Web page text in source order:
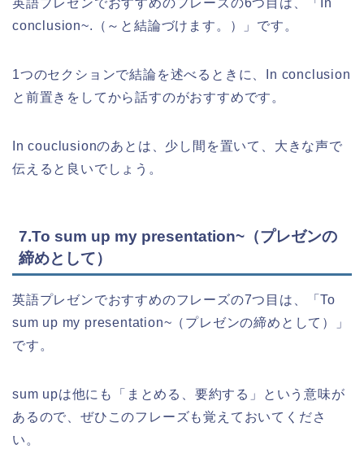
英語プレゼンでおすすめのフレーズの6つ目は、「In
conclusion~.（～と結論づけます。）」です。
1つのセクションで結論を述べるときに、In conclusion
と前置きをしてから話すのがおすすめです。
In couclusionのあとは、少し間を置いて、大きな声で
伝えると良いでしょう。
7.To sum up my presentation~（プレゼンの
締めとして）
英語プレゼンでおすすめのフレーズの7つ目は、「To
sum up my presentation~（プレゼンの締めとして）」
です。
sum upは他にも「まとめる、要約する」という意味が
あるので、ぜひこのフレーズも覚えておいてくださ
い。